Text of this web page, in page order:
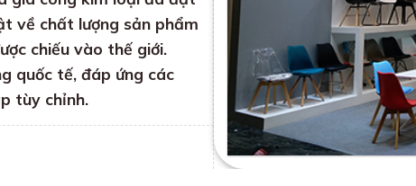
về chất lượng sản phẩm
chiếu vào thế giới.
quốc tế, đáp ứng các
tùy chỉnh.